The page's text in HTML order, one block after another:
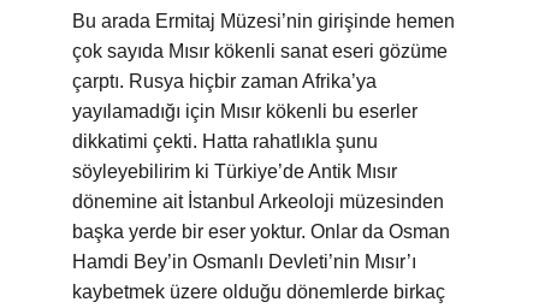
Bu arada Ermitaj Müzesi’nin girişinde hemen
çok sayıda Mısır kökenli sanat eseri gözüme
çarptı. Rusya hiçbir zaman Afrika’ya
yayılamadığı için Mısır kökenli bu eserler
dikkatimi çekti. Hatta rahatlıkla şunu
söyleyebilirim ki Türkiye’de Antik Mısır
dönemine ait İstanbul Arkeoloji müzesinden
başka yerde bir eser yoktur. Onlar da Osman
Hamdi Bey’in Osmanlı Devleti’nin Mısır’ı
kaybetmek üzere olduğu dönemlerde birkaç